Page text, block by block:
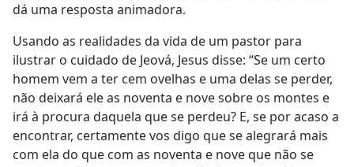
dá uma resposta animadora.
Usando as realidades da vida de um pastor para
ilustrar o cuidado de Jeová, Jesus disse: “Se um certo
homem vem a ter cem ovelhas e uma delas se perder,
não deixará ele as noventa e nove sobre os montes e
irá à procura daquela que se perdeu? E, se por acaso a
encontrar, certamente vos digo que se alegrará mais
com ela do que com as noventa e nove que não se